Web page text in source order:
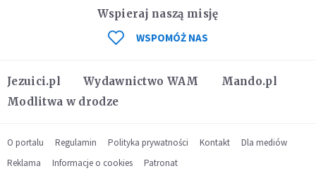
Jezuici.pl Wydawnictwo WAM
Mando.pl
Modlitwa w drodze
Wspieraj naszą misję
WSPOMÓŻ NAS
O portalu Regulamin Polityka prywatności Kontakt
Dla mediów
Reklama
Informacje o cookies Patronat